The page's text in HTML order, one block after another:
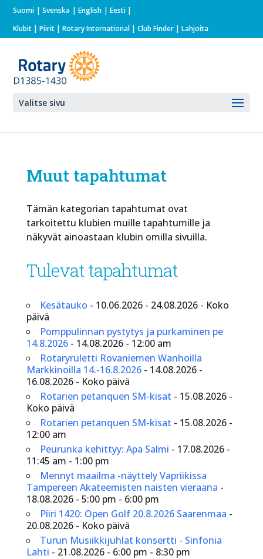
Suomi Svenska English
Eesti
Klubit |Piirit |Rotary International | Club Finder | Lahjoita
Valitse sivu
Muut tapahtumat
Tämän kategorian tapahtumat ovat
tarkoitettu klubien muille tapahtumille ja
näkyvät ainoastaan klubin omilla sivuilla.
Tulevat tapahtumat
Kesätauko - 10.06.2026 - 24.08.2026 - Koko
päivä
Pomppulinnan pystytys ja purkaminen pe
14.8.2026- 14.08.2026 - 12:00 am
Rotaryruletti Rovaniemen Wanhoilla
Markkinoilla 14.-16.8.2026- 14.08.2026 -
16.08.2026 - Koko päivä
Rotarien petanquen SM-kisat - 15.08.2026 -
Koko päivä
Rotarien petanquen SM-kisat - 15.08.2026 -
12:00 am
Peurunka kehittyy: Apa Salmi - 17.08.2026 -
11:45 am - 1:00 pm
Mennyt maailma -näyttely Vapriikissa
Tampereen Akateemisten naisten vieraana -
18.08.2026 - 5:00 pm - 6:00 pm
Piiri 1420: Open Golf 20.8.2026 Saarenmaa -
20.08.2026 - Koko päivä
Turun Musiikkijuhlat konsertti - Sinfonia
Lahti - 21.08.2026 - 6:00 pm - 8:30 pm